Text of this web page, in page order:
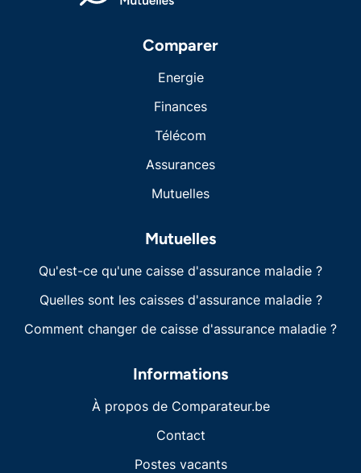
Comparer
Energie
Finances
Télécom
Assurances
Mutuelles
Mutuelles
Qu'est-ce qu'une caisse d'assurance maladie ?
Quelles sont les caisses d'assurance maladie ?
Comment changer de caisse d'assurance maladie ?
Informations
À propos de Comparateur.be
Contact
Postes vacants